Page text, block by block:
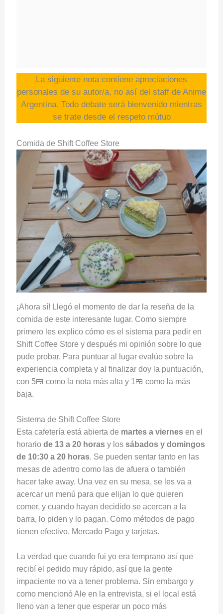
La siguiente nota contiene apreciaciones
personales de su autor/a, no así del staff de Anime
Argentina. Todo debate será bienvenido mientras
se trate desde el respeto mútuo
Comida de Shift Coffee Store
¡Ahora sí! Llegó el momento de dar la reseña de la
comida de este interesante lugar. Como siempre
primero les explico cómo es el sistema para pedir en
Shift Coffee Store y después mi opinión sobre lo que
pude probar. Para puntuar al lugar evalúo sobre la
experiencia completa y al finalizar doy la puntuación,
con 5🍱 como la nota más alta y 1🍱 como la más
baja.
Sistema de Shift Coffee Store
Esta cafetería está abierta de martes a viernesen el
horario de 13 a 20 horasy los sábados y domingos
de 10:30 a 20 horas. Se pueden sentar tanto en las
mesas de adentro como las de afuera o también
hacer take away. Una vez en su mesa, se les va a
acercar un menú para que elijan lo que quieren
comer, y cuando hayan decidido se acercan a la
barra, lo piden y lo pagan. Como métodos de pago
tienen efectivo, Mercado Pago y tarjetas.
La verdad que cuando fui yo era temprano así que
recibí el pedido muy rápido, así que la gente
impaciente no va a tener problema. Sin embargo y
como mencionó Ale en la entrevista, si el local está
lleno van a tener que esperar un poco más